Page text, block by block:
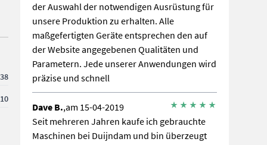
38
10
der Auswahl der notwendigen Ausrüstung für
unsere Produktion zu erhalten. Alle
maßgefertigten Geräte entsprechen den auf
der Website angegebenen Qualitäten und
Parametern. Jede unserer Anwendungen wird
präzise und schnell
Dave B.,am 15-04-2019
Seit mehreren Jahren kaufe ich gebrauchte
Maschinen bei Duijndam und bin überzeugt